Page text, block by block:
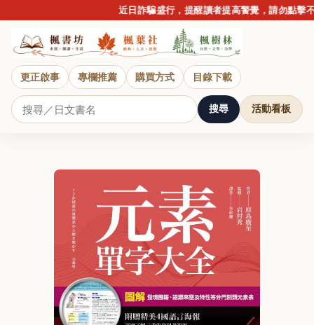
近日詐騙盛行，提醒讀者提高警覺，請勿點擊不
更正啟事 專欄推薦 購買方式 目錄下載
搜尋 活動看板